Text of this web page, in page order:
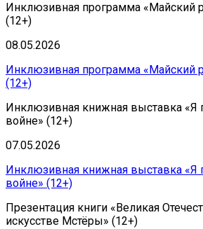
Инклюзивная программа «Майский
(12+)
08.05.2026
Инклюзивная программа «Майский
(12+)
Инклюзивная книжная выставка «Я
войне» (12+)
07.05.2026
Инклюзивная книжная выставка «Я
войне» (12+)
Презентация книги «Великая
искусстве Мстёры» (12+)